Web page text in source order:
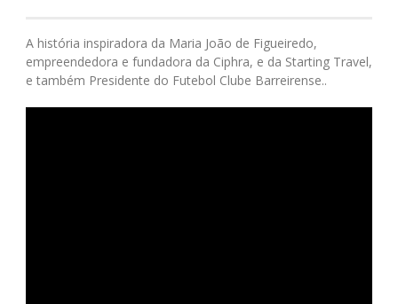
A história inspiradora da Maria João de Figueiredo,
empreendedora e fundadora da Ciphra, e da Starting Travel,
e também Presidente do Futebol Clube Barreirense..